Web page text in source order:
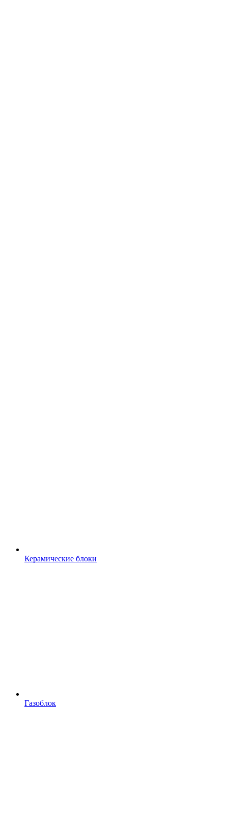
Керамические блоки
Газоблок